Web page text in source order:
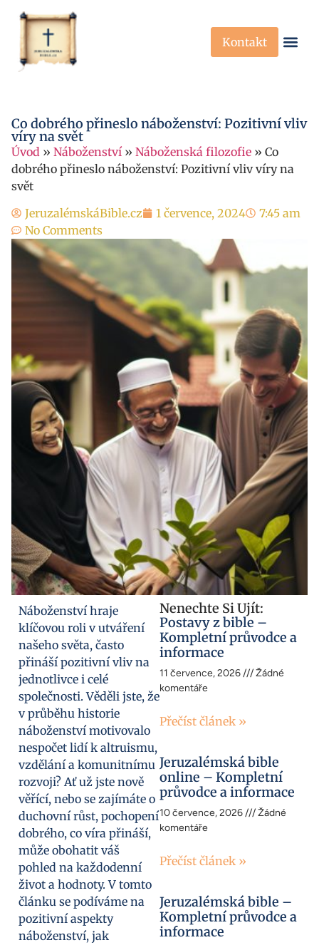
Kontakt
Co dobrého přineslo náboženství: Pozitivní vliv
víry na svět
Úvod » Náboženství » Náboženská filozofie » Co
dobrého přineslo náboženství: Pozitivní vliv víry na
svět
JeruzalémskáBible.cz
1 července, 2024
7:45 am
No Comments
Náboženství hraje
klíčovou roli v utváření
našeho světa, často
přináší pozitivní vliv na
jednotlivce i celé
společnosti. Věděli jste, že
v průběhu historie
náboženství motivovalo
nespočet lidí k altruismu,
vzdělání a komunitnímu
rozvoji? Ať už jste nově
věřící, nebo se zajímáte o
duchovní růst, pochopení
dobrého, co víra přináší,
může obohatit váš
pohled na každodenní
život a hodnoty. V tomto
článku se podíváme na
pozitivní aspekty
náboženství, jak
Nenechte Si Ujít:
Postavy z bible –
Kompletní průvodce a
informace
11 července, 2026
Žádné
komentáře
Přečíst článek »
Jeruzalémská bible
online – Kompletní
průvodce a informace
10 července, 2026
Žádné
komentáře
Přečíst článek »
Jeruzalémská bible –
Kompletní průvodce a
informace